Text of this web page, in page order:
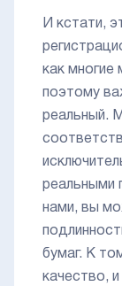
И кстати,
как многие
поэтому
реальный.
реальными
нами, вы
бумаг. К
качество,